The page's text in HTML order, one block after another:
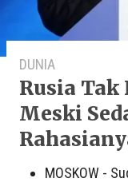
DUNIA
Rusia
Meski
MOSKOW -